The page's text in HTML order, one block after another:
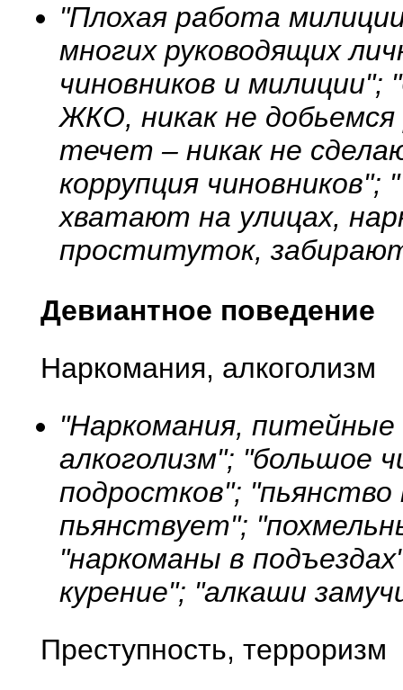
"Плохая работа
многих руководящих
чиновников и
ЖКО, никак не
течет – никак не
коррупция чиновников";
хватают на улицах,
проституток,
Девиантное поведение
Наркомания, алкоголизм
"Наркомания,
алкоголизм"; "большое
подростков";
пьянствует";
"наркоманы в
курение"; "алкаши
Преступность, терроризм